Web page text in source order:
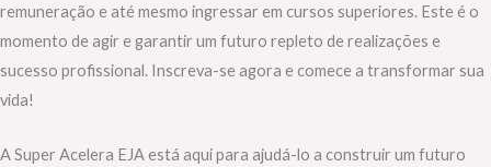
remuneração e até mesmo ingressar em cursos superiores. Este é o
momento de agir e garantir um futuro repleto de realizações e
sucesso profissional. Inscreva-se agora e comece a transformar sua
vida!
A Super Acelera EJA está aqui para ajudá-lo a construir um futuro